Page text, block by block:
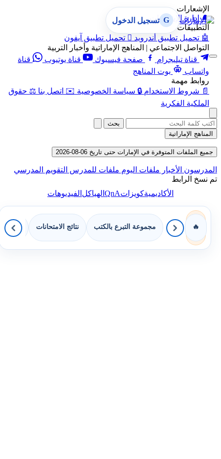
الإشعارات
🔔 إدارة الإشعارات
التطبيقات
🤖 تحميل تطبيق أندرويد  تحميل تطبيق آيفون
التواصل الاجتماعي | المناهج الإماراتية وأخبار التربية
قناة تيليجرام
صفحة فيسبوك قناة يوتيوب
قناة
واتساب
بوت المناهج
روابط مهمة
📄 شروط الاستخدام 🔒 سياسة الخصوصية ✉️ اتصل بنا ⚖️ حقوق
الملكية الفكرية
G تسجيل الدخول
بحث
المناهج الإماراتية
جميع الملفات المتوفرة في الإمارات حتى تاريخ 06-08-2026
المدرسون الأخبار ملفات اليوم ملفات للمدرس التقويم المدرسي
تم نسخ الرابط
الأكاديميةكويزاتQnAالهياكلالفيديوهات
🔥 مجموعة التبرع بالكتب نتائج الامتحانات